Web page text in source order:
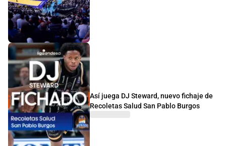
Así juega DJ Steward, nuevo fichaje de
Recoletas Salud San Pablo Burgos